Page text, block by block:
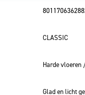
CLASSIC
Harde vloeren
Glad en licht